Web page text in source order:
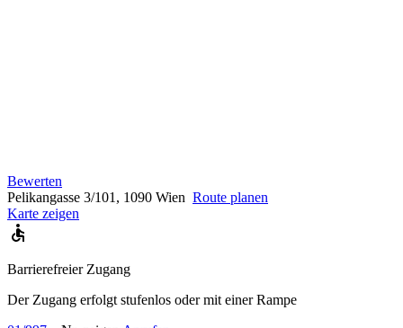
Bewerten
Pelikangasse 3/101, 1090 Wien Route planen
Karte zeigen
Barrierefreier Zugang
Der Zugang erfolgt stufenlos oder mit einer Rampe